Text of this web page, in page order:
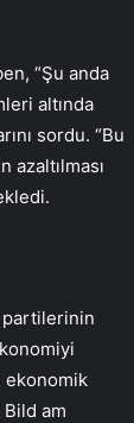
“Şu anda
altında
sordu. “Bu
partilerinin
ekonomik
am